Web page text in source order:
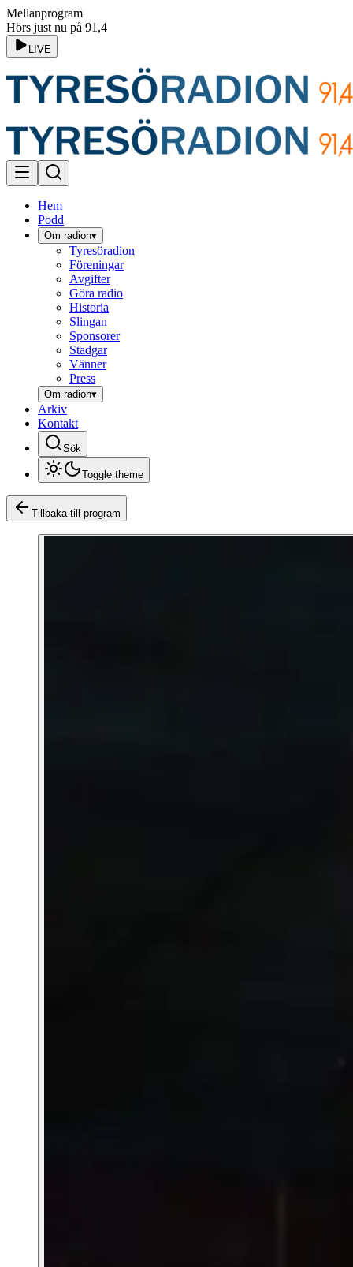
Mellanprogram
Hörs just nu på 91,4
LIVE
Hem
Podd
Om radion▾
Tyresöradion
Föreningar
Avgifter
Göra radio
Historia
Slingan
Sponsorer
Stadgar
Vänner
Press
Om radion▾
Arkiv
Kontakt
Sök
Toggle theme
Tillbaka till program